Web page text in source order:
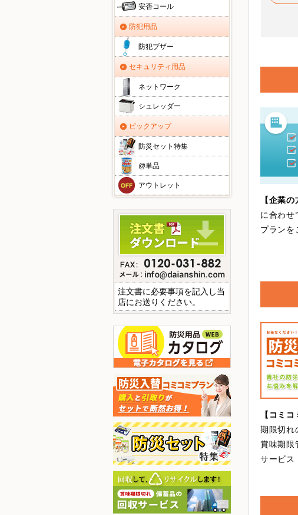
【企業の
に合わせ
プランを
【コミコ
期限切れ
賞味期限
サービス
安否コール
防犯用品
防犯ブザー
セキュリティ用品
ネットワーク
シュレッダー
ピックアップ
防災セット特集
@単品
アウトレット
注文書に必要事項を記入し当
店にお送りください。